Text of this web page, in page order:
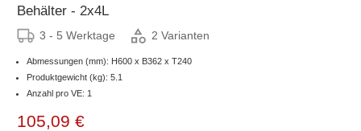
Behälter - 2x4L
3 - 5 Werktage 2 Varianten
Abmessungen (mm): H600 x B362 x T240
Produktgewicht (kg): 5.1
Anzahl pro VE: 1
105,09 €